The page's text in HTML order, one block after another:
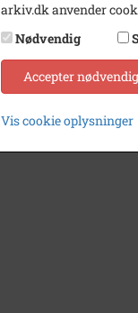
arkiv.dk anvender
Nødvendig
Accepter
Vis cookie oplysninger